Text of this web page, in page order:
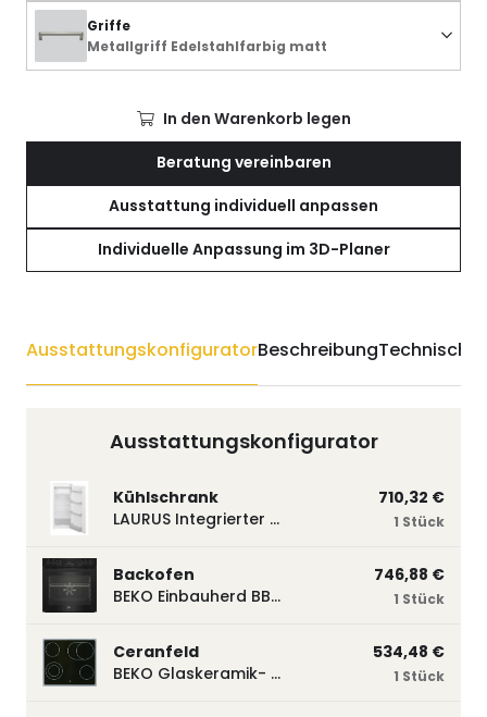
Griffe
Metallgriff Edelstahlfarbig matt
In den Warenkorb legen
Beratung vereinbaren
Ausstattung individuell anpassen
Individuelle Anpassung im 3D-Planer
AusstattungskonfiguratorBeschreibungTechnische
Ausstattungskonfigurator
Kühlschrank
LAURUS Integrierter Kühlautomat LKG122E LKG122E
710,32 €
1 Stück
Backofen
BEKO Einbauherd BBUM113N2B mit Hydrolyse, Schwarz BBUM113N2B
746,88 €
1 Stück
Ceranfeld
BEKO Glaskeramik- Strahlungskochfeld EH 9641 XHN, herdgebunden EH9641XHN
534,48 €
1 Stück